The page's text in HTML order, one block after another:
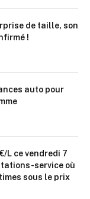
de taille, son
!
auto pour
L ce vendredi 7
service où
sous le prix